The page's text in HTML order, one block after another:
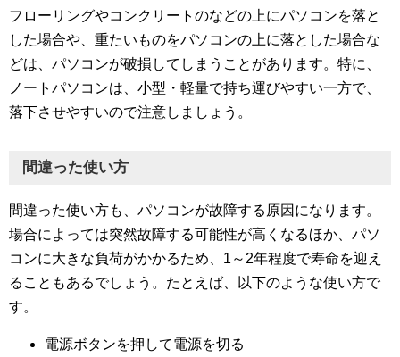
フローリングやコンクリートのなどの上にパソコンを落と
した場合や、重たいものをパソコンの上に落とした場合な
どは、パソコンが破損してしまうことがあります。特に、
ノートパソコンは、小型・軽量で持ち運びやすい一方で、
落下させやすいので注意しましょう。
間違った使い方
間違った使い方も、パソコンが故障する原因になります。
場合によっては突然故障する可能性が高くなるほか、パソ
コンに大きな負荷がかかるため、1～2年程度で寿命を迎え
ることもあるでしょう。たとえば、以下のような使い方で
す。
電源ボタンを押して電源を切る